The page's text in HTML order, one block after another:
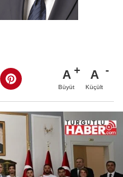
A
Büyüt
A
Küçült